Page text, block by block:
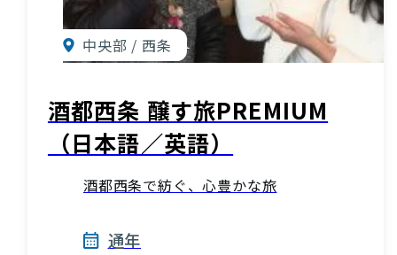
中央部 / 西条
酒都西条 醸す旅PREMIUM
（日本語／英語）
酒都西条で紡ぐ、心豊かな旅
通年
観光に関するお問い合わせ
イベント情報掲載申込フォーム